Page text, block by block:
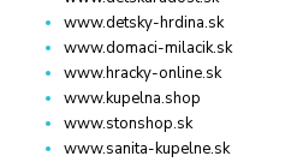
www.detsky-hrdina.sk
www.domaci-milacik.sk
www.hracky-online.sk
www.kupelna.shop
www.stonshop.sk
www.sanita-kupelne.sk